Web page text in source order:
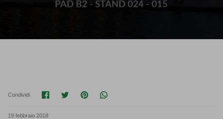
Solubili Industry 4.0
Condividi Condividi su Facebook
Condividi su Twitter
Condividi su Pinterest
Translation missing:
19 febbraio 2018